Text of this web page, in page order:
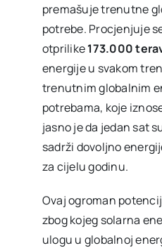
premašuje trenutne
potrebe. Procjenjuje
otprilike173.000
energije u svakom
trenutnim globalnim
potrebama, koje
jasno je da jedan sat
sadrži dovoljno
za cijelu godinu.
Ovaj ogroman
zbog kojeg solarna
ulogu u globalnoj